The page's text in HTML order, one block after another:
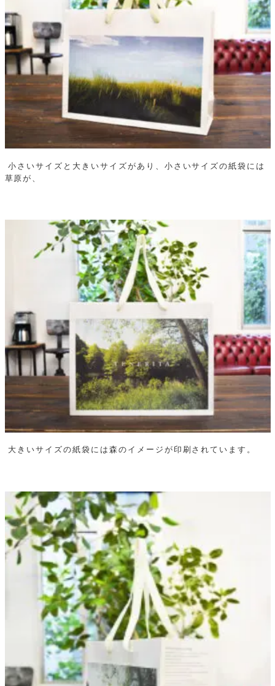
小さいサイズと大きいサイズがあり、小さいサイズの紙袋には
草原が、
大きいサイズの紙袋には森のイメージが印刷されています。